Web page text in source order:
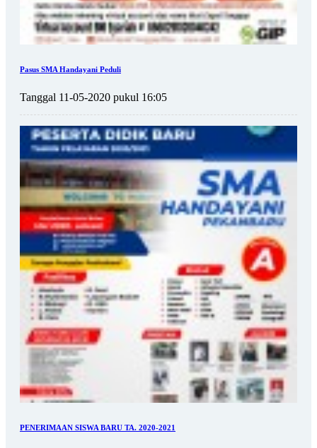
Pasus SMA Handayani Peduli
Tanggal 11-05-2020 pukul 16:05
PENERIMAAN SISWA BARU TA. 2020-2021